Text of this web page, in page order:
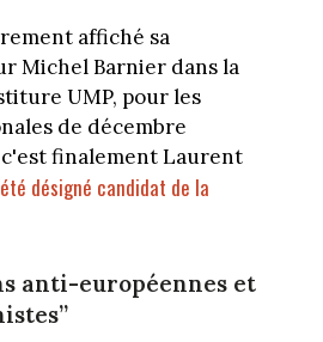
affiché sa
Michel Barnier dans la
UMP, pour les
de décembre
finalement Laurent
désigné candidat de la
anti-européennes et